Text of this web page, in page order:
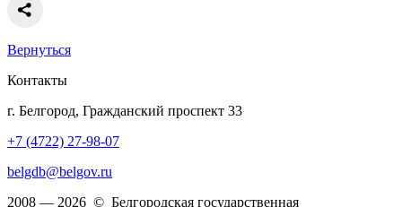
Вернуться
Контакты
г. Белгород, Гражданский проспект 33
+7 (4722) 27-98-07
belgdb@belgov.ru
2008 — 2026 © Белгородская государственная